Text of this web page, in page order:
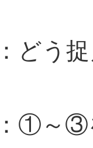
う捉
③を